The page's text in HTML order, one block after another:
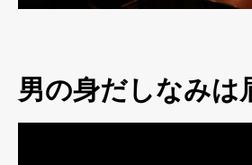
男の身だしなみは